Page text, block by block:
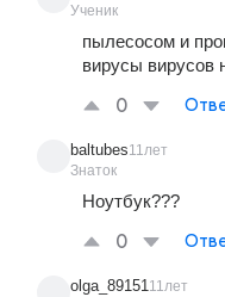
Ученик
пылесосом и
вирусы вирусов
0
baltubes
Знаток
11лет
Ноутбук???
0
olga_8915111лет